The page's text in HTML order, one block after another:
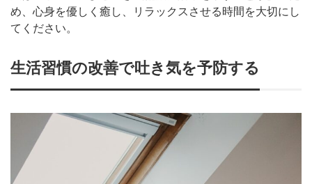
め、心身を優しく癒し、リラックスさせる時間を大切にし
てください。
生活習慣の改善で吐き気を予防する